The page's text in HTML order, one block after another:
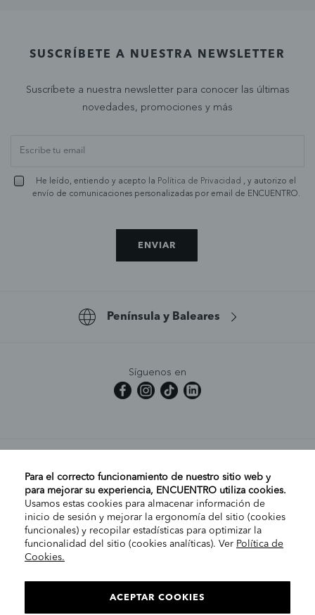
SUSCRÍBETE A NUESTRA NEWSLETTER
Suscríbete a nuestra newsletter para conocer las últimas
novedades, promociones y más
He leído, entiendo y acepto la Política de Privacidad , y autorizo el
envío de comunicaciones personalizadas por email de ENCUENTRO.
ENVIAR
Península y Baleares
Síguenos en
MI CUENTA
AYUDA
EMPRESA
INFORMACIÓN LEGAL
Para el correcto funcionamiento de nuestro sitio web y
para mejorar su experiencia, ENCUENTRO utiliza cookies.
Usamos estas cookies para almacenar información de
inicio de sesión y mejorar la ergonomía del sitio (cookies
funcionales) y recopilar estadísticas para optimizar la
funcionalidad del sitio (cookies analíticas). Ver Política de
Cookies.
ACEPTAR COOKIES